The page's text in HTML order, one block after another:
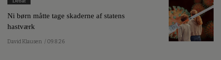
Ni børn måtte tage skaderne af statens
hastværk
David Klausen / 09.8.26